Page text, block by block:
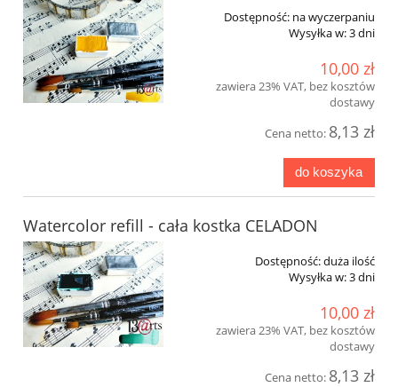
Dostępność: na wyczerpaniu
Wysyłka w:3 dni
10,00 zł
zawiera 23% VAT, bez kosztów
dostawy
Cena netto: 8,13 zł
do koszyka
Watercolor refill - cała kostka CELADON
Dostępność:duża ilość
Wysyłka w:3 dni
10,00 zł
zawiera 23% VAT, bez kosztów
dostawy
Cena netto: 8,13 zł